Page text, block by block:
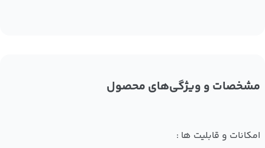
مشخصات و ویژگی‌های محصول
امکانات و قابلیت ها :